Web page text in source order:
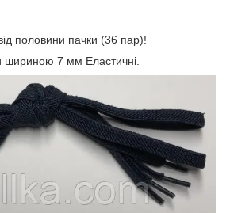
половини пачки (36 пар)!
шириною 7 мм Еластичні.